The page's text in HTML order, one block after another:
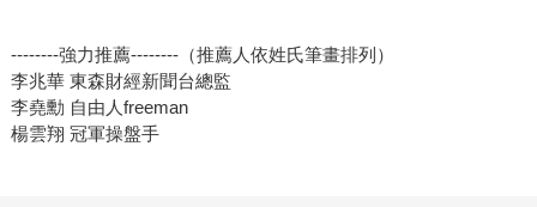
--------強力推薦--------（推薦人依姓氏筆畫排列）
李兆華 東森財經新聞台總監
李堯勳 自由人freeman
楊雲翔 冠軍操盤手